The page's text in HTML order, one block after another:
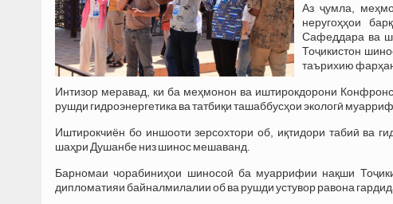
Аз ҷумла,
неругоҳҳои
Сафеддара ва
Тоҷикистон
таърихию
Интизор меравад, ки ба меҳмонон ва иштирокдорони
рушди гидроэнергетика ва татбиқи ташаббусҳои экологӣ
Иштирокчиён бо иншооти зерсохтори об, иқтидори табиӣ ва
шаҳри Душанбе низ шинос мешаванд.
Барномаи чорабиниҳои шиносоӣ ба муаррифии нақши
дипломатияи байналмилалии об ва рушди устувор равона